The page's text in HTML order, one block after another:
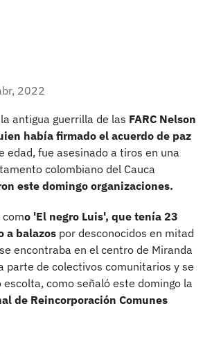
2022
antigua guerrilla de las FARC Nelson
había firmado el acuerdo de paz
edad, fue asesinado a tiros en una
colombiano del Cauca
este domingo organizaciones.
o 'El negro Luis', que tenía 23
a balazos por desconocidos en mitad
encontraba en el centro de Miranda
parte de colectivos comunitarios y se
como señaló este domingo la
de Reincorporación Comunes